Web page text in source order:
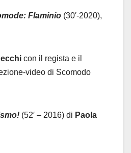
Flaminio (30′-2020),
con il regista e il
video di Scomodo
(52′ – 2016) di Paola